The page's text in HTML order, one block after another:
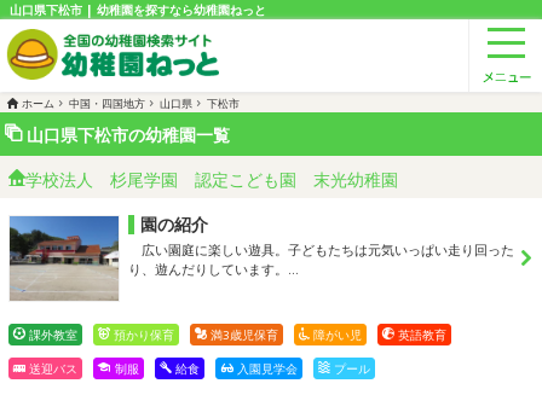
山口県下松市 | 幼稚園を探すなら幼稚園ねっと
ホーム 中国・四国地方 山口県 下松市
山口県下松市の幼稚園一覧
学校法人 杉尾学園 認定こども園 末光幼稚園
園の紹介
広い園庭に楽しい遊具。子どもたちは元気いっぱい走り回った
り、遊んだりしています。…
課外教室 預かり保育 満3歳児保育 障がい児 英語教育
送迎バス 制服 給食 入園見学会 プール